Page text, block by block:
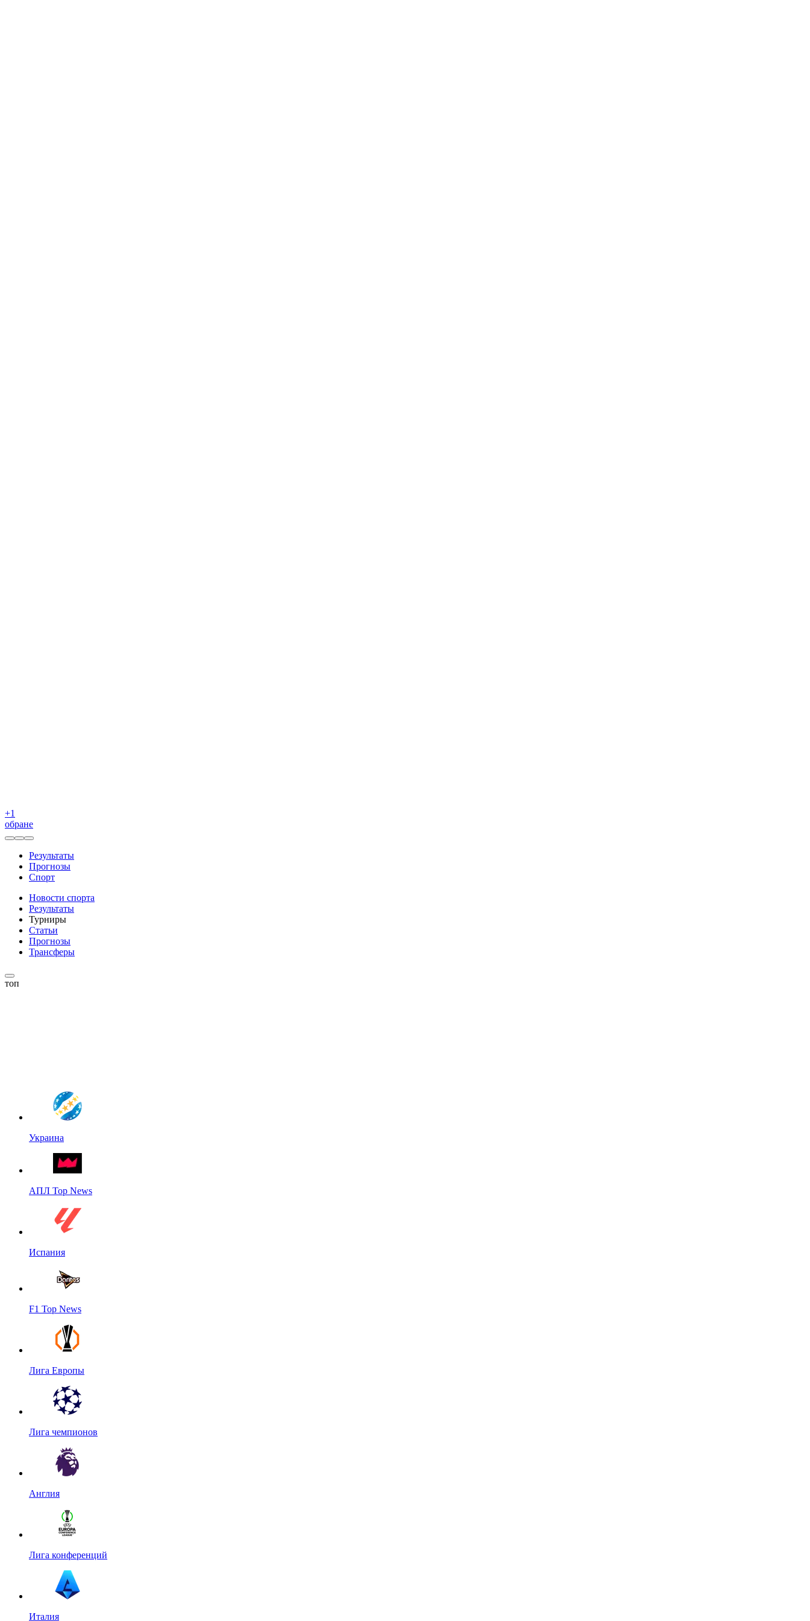
+1
обране
Результаты
Прогнозы
Спорт
Новости спорта
Результаты
Турниры
Статьи
Прогнозы
Трансферы
топ
Украина
АПЛ Top News
Испания
F1 Top News
Лига Европы
Лига чемпионов
Англия
Лига конференций
Италия